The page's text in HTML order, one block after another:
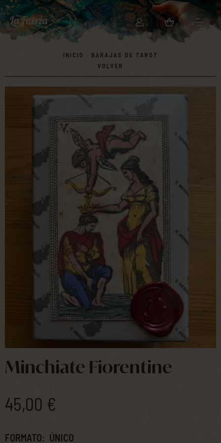
INICIO · BARAJAS DE TAROT
VOLVER
Minchiate Fiorentine
45,00 €
FORMATO: ÚNICO